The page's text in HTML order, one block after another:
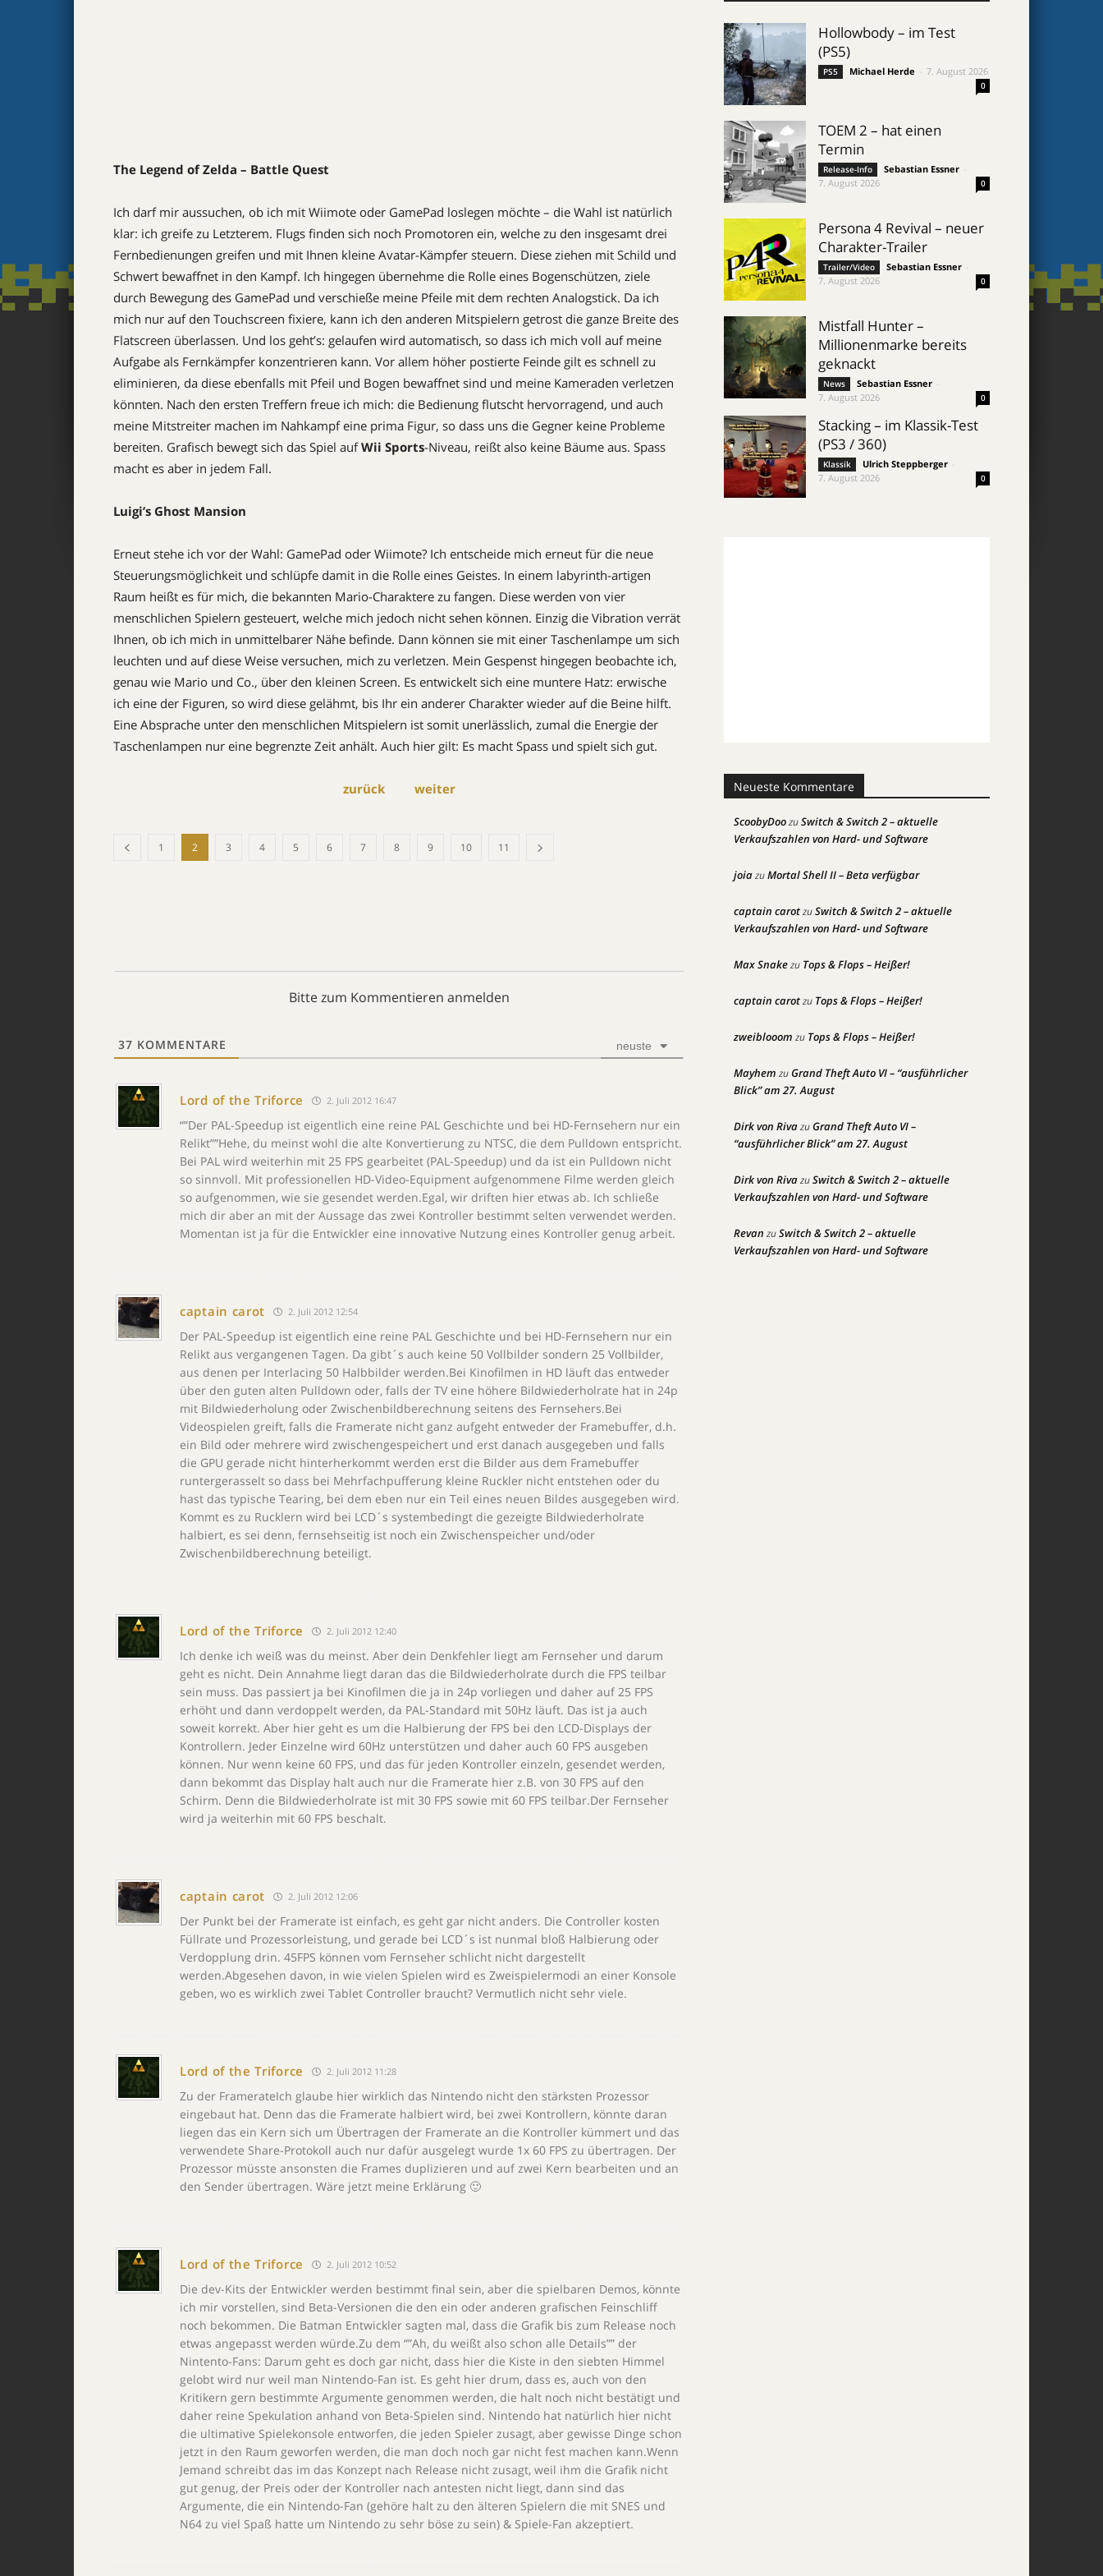
The Legend of Zelda – Battle Quest
Ich darf mir aussuchen, ob ich mit Wiimote oder GamePad loslegen möchte – die Wahl ist natürlich
klar: ich greife zu Letzterem. Flugs finden sich noch Promotoren ein, welche zu den insgesamt drei
Fernbedienungen greifen und mit Ihnen kleine Avatar-Kämpfer steuern. Diese ziehen mit Schild und
Schwert bewaffnet in den Kampf. Ich hingegen übernehme die Rolle eines Bogenschützen, ziele
durch Bewegung des GamePad und verschieße meine Pfeile mit dem rechten Analogstick. Da ich
mich nur auf den Touchscreen fixiere, kann ich den anderen Mitspielern getrost die ganze Breite des
Flatscreen überlassen. Und los geht’s: gelaufen wird automatisch, so dass ich mich voll auf meine
Aufgabe als Fernkämpfer konzentrieren kann. Vor allem höher postierte Feinde gilt es schnell zu
eliminieren, da diese ebenfalls mit Pfeil und Bogen bewaffnet sind und meine Kameraden verletzen
könnten. Nach den ersten Treffern freue ich mich: die Bedienung flutscht hervorragend, und auch
meine Mitstreiter machen im Nahkampf eine prima Figur, so dass uns die Gegner keine Probleme
bereiten. Grafisch bewegt sich das Spiel aufWii Sports-Niveau, reißt also keine Bäume aus. Spass
macht es aber in jedem Fall.
Luigi’s Ghost Mansion
Erneut stehe ich vor der Wahl: GamePad oder Wiimote? Ich entscheide mich erneut für die neue
Steuerungsmöglichkeit und schlüpfe damit in die Rolle eines Geistes. In einem labyrinth-artigen
Raum heißt es für mich, die bekannten Mario-Charaktere zu fangen. Diese werden von vier
menschlichen Spielern gesteuert, welche mich jedoch nicht sehen können. Einzig die Vibration verrät
Ihnen, ob ich mich in unmittelbarer Nähe befinde. Dann können sie mit einer Taschenlampe um sich
leuchten und auf diese Weise versuchen, mich zu verletzen. Mein Gespenst hingegen beobachte ich,
genau wie Mario und Co., über den kleinen Screen. Es entwickelt sich eine muntere Hatz: erwische
ich eine der Figuren, so wird diese gelähmt, bis Ihr ein anderer Charakter wieder auf die Beine hilft.
Eine Absprache unter den menschlichen Mitspielern ist somit unerlässlich, zumal die Energie der
Taschenlampen nur eine begrenzte Zeit anhält. Auch hier gilt: Es macht Spass und spielt sich gut.
zurück weiter
1 2 3 4 5 6 7 8 9 10 11
Bitte zum Kommentieren anmelden
37 KOMMENTARE neuste
Lord of the Triforce 2. Juli 2012 16:47
“”Der PAL-Speedup ist eigentlich eine reine PAL Geschichte und bei HD-Fernsehern nur ein
Relikt””Hehe, du meinst wohl die alte Konvertierung zu NTSC, die dem Pulldown entspricht.
Bei PAL wird weiterhin mit 25 FPS gearbeitet (PAL-Speedup) und da ist ein Pulldown nicht
so sinnvoll. Mit professionellen HD-Video-Equipment aufgenommene Filme werden gleich
so aufgenommen, wie sie gesendet werden.Egal, wir driften hier etwas ab. Ich schließe
mich dir aber an mit der Aussage das zwei Kontroller bestimmt selten verwendet werden.
Momentan ist ja für die Entwickler eine innovative Nutzung eines Kontroller genug arbeit.
captain carot 2. Juli 2012 12:54
Der PAL-Speedup ist eigentlich eine reine PAL Geschichte und bei HD-Fernsehern nur ein
Relikt aus vergangenen Tagen. Da gibt´s auch keine 50 Vollbilder sondern 25 Vollbilder,
aus denen per Interlacing 50 Halbbilder werden.Bei Kinofilmen in HD läuft das entweder
über den guten alten Pulldown oder, falls der TV eine höhere Bildwiederholrate hat in 24p
mit Bildwiederholung oder Zwischenbildberechnung seitens des Fernsehers.Bei
Videospielen greift, falls die Framerate nicht ganz aufgeht entweder der Framebuffer, d.h.
ein Bild oder mehrere wird zwischengespeichert und erst danach ausgegeben und falls
die GPU gerade nicht hinterherkommt werden erst die Bilder aus dem Framebuffer
runtergerasselt so dass bei Mehrfachpufferung kleine Ruckler nicht entstehen oder du
hast das typische Tearing, bei dem eben nur ein Teil eines neuen Bildes ausgegeben wird.
Kommt es zu Rucklern wird bei LCD´s systembedingt die gezeigte Bildwiederholrate
halbiert, es sei denn, fernsehseitig ist noch ein Zwischenspeicher und/oder
Zwischenbildberechnung beteiligt.
Lord of the Triforce 2. Juli 2012 12:40
Ich denke ich weiß was du meinst. Aber dein Denkfehler liegt am Fernseher und darum
geht es nicht. Dein Annahme liegt daran das die Bildwiederholrate durch die FPS teilbar
sein muss. Das passiert ja bei Kinofilmen die ja in 24p vorliegen und daher auf 25 FPS
erhöht und dann verdoppelt werden, da PAL-Standard mit 50Hz läuft. Das ist ja auch
soweit korrekt. Aber hier geht es um die Halbierung der FPS bei den LCD-Displays der
Kontrollern. Jeder Einzelne wird 60Hz unterstützen und daher auch 60 FPS ausgeben
können. Nur wenn keine 60 FPS, und das für jeden Kontroller einzeln, gesendet werden,
dann bekommt das Display halt auch nur die Framerate hier z.B. von 30 FPS auf den
Schirm. Denn die Bildwiederholrate ist mit 30 FPS sowie mit 60 FPS teilbar.Der Fernseher
wird ja weiterhin mit 60 FPS beschalt.
captain carot 2. Juli 2012 12:06
Der Punkt bei der Framerate ist einfach, es geht gar nicht anders. Die Controller kosten
Füllrate und Prozessorleistung, und gerade bei LCD´s ist nunmal bloß Halbierung oder
Verdopplung drin. 45FPS können vom Fernseher schlicht nicht dargestellt
werden.Abgesehen davon, in wie vielen Spielen wird es Zweispielermodi an einer Konsole
geben, wo es wirklich zwei Tablet Controller braucht? Vermutlich nicht sehr viele.
Lord of the Triforce 2. Juli 2012 11:28
Zu der FramerateIch glaube hier wirklich das Nintendo nicht den stärksten Prozessor
eingebaut hat. Denn das die Framerate halbiert wird, bei zwei Kontrollern, könnte daran
liegen das ein Kern sich um Übertragen der Framerate an die Kontroller kümmert und das
verwendete Share-Protokoll auch nur dafür ausgelegt wurde 1x 60 FPS zu übertragen. Der
Prozessor müsste ansonsten die Frames duplizieren und auf zwei Kern bearbeiten und an
den Sender übertragen. Wäre jetzt meine Erklärung 🙂
Lord of the Triforce 2. Juli 2012 10:52
Die dev-Kits der Entwickler werden bestimmt final sein, aber die spielbaren Demos, könnte
ich mir vorstellen, sind Beta-Versionen die den ein oder anderen grafischen Feinschliff
noch bekommen. Die Batman Entwickler sagten mal, dass die Grafik bis zum Release noch
etwas angepasst werden würde.Zu dem “”Ah, du weißt also schon alle Details”” der
Nintento-Fans: Darum geht es doch gar nicht, dass hier die Kiste in den siebten Himmel
gelobt wird nur weil man Nintendo-Fan ist. Es geht hier drum, dass es, auch von den
Kritikern gern bestimmte Argumente genommen werden, die halt noch nicht bestätigt und
daher reine Spekulation anhand von Beta-Spielen sind. Nintendo hat natürlich hier nicht
die ultimative Spielekonsole entworfen, die jeden Spieler zusagt, aber gewisse Dinge schon
jetzt in den Raum geworfen werden, die man doch noch gar nicht fest machen kann.Wenn
Jemand schreibt das im das Konzept nach Release nicht zusagt, weil ihm die Grafik nicht
gut genug, der Preis oder der Kontroller nach antesten nicht liegt, dann sind das
Argumente, die ein Nintendo-Fan (gehöre halt zu den älteren Spielern die mit SNES und
N64 zu viel Spaß hatte um Nintendo zu sehr böse zu sein) & Spiele-Fan akzeptiert.
Hollowbody – im Test
(PS5)
PS5 Michael Herde 7. August 2026
0
TOEM 2 – hat einen
Termin
Release-Info Sebastian Essner
7. August 2026
0
Persona 4 Revival – neuer
Charakter-Trailer
Trailer/Video Sebastian Essner
7. August 2026
0
Mistfall Hunter –
Millionenmarke bereits
geknackt
News Sebastian Essner
7. August 2026
0
Stacking – im Klassik-Test
(PS3 / 360)
Klassik Ulrich Steppberger
7. August 2026
0
Neueste Kommentare
ScoobyDoozuSwitch & Switch 2 – aktuelle
Verkaufszahlen von Hard- und Software
joiazuMortal Shell II – Beta verfügbar
captain carotzuSwitch & Switch 2 – aktuelle
Verkaufszahlen von Hard- und Software
Max Snakezu Tops & Flops – Heißer!
captain carotzu Tops & Flops – Heißer!
zweiblooom zu Tops & Flops – Heißer!
Mayhem zuGrand Theft Auto VI – “ausführlicher
Blick” am 27. August
Dirk von RivazuGrand Theft Auto VI –
“ausführlicher Blick” am 27. August
Dirk von RivazuSwitch & Switch 2 – aktuelle
Verkaufszahlen von Hard- und Software
Revan zuSwitch & Switch 2 – aktuelle
Verkaufszahlen von Hard- und Software